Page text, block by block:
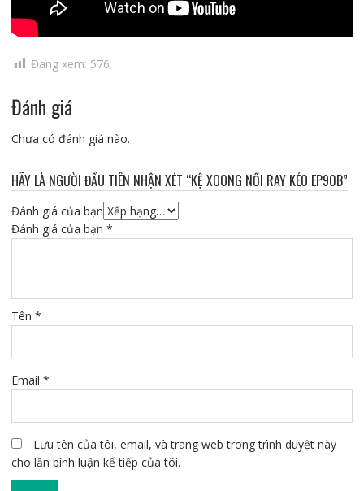
Đang xem: 576
Đánh giá
Chưa có đánh giá nào.
HÃY LÀ NGƯỜI ĐẦU TIÊN NHẬN XÉT “KỆ XOONG NỒI RAY KÉO EP90B”
Đánh giá của bạn
Đánh giá của bạn *
Tên *
Email *
Lưu tên của tôi, email, và trang web trong trình duyệt này
cho lần bình luận kế tiếp của tôi.